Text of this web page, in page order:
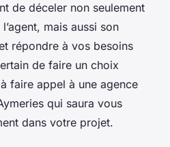
de déceler non seulement
mais aussi son
répondre à vos besoins
de faire un choix
faire appel à une agence
qui saura vous
dans votre projet.